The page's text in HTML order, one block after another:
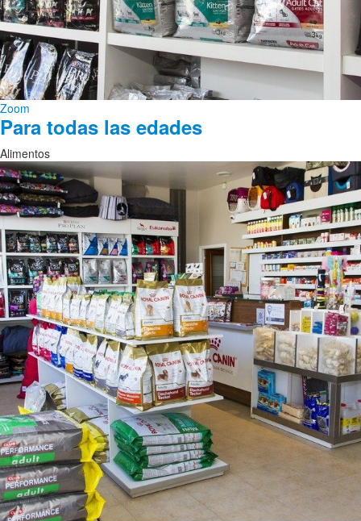
Zoom
Para todas las edades
Alimentos